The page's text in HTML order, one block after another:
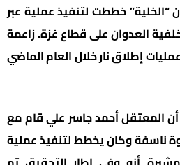
خططت لتنفيذ عملية عبر
العدوان على قطاع غزة. زاعمة
إطلاق نار خلال العام الماضي
المعتقل أحمد جاسر علي قام مع
ناسفة وكان يخطط لتنفيذ عملية